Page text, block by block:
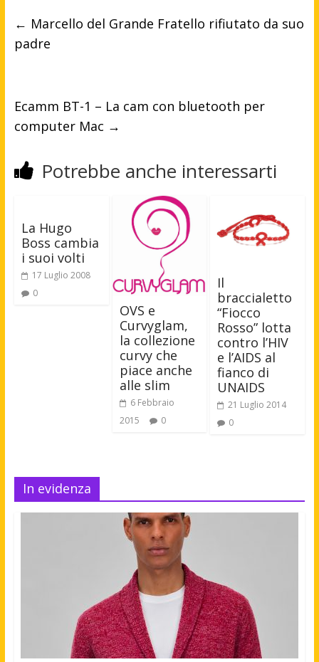
← Marcello del Grande Fratello rifiutato da suo
padre
Ecamm BT-1 – La cam con bluetooth per
computer Mac →
Potrebbe anche interessarti
La Hugo
Boss cambia
i suoi volti
17 Luglio 2008
0
OVS e
Curvyglam,
la collezione
curvy che
piace anche
alle slim
6 Febbraio
2015
0
Il
braccialetto
“Fiocco
Rosso” lotta
contro l’HIV
e l’AIDS al
fianco di
UNAIDS
21 Luglio 2014
0
In evidenza